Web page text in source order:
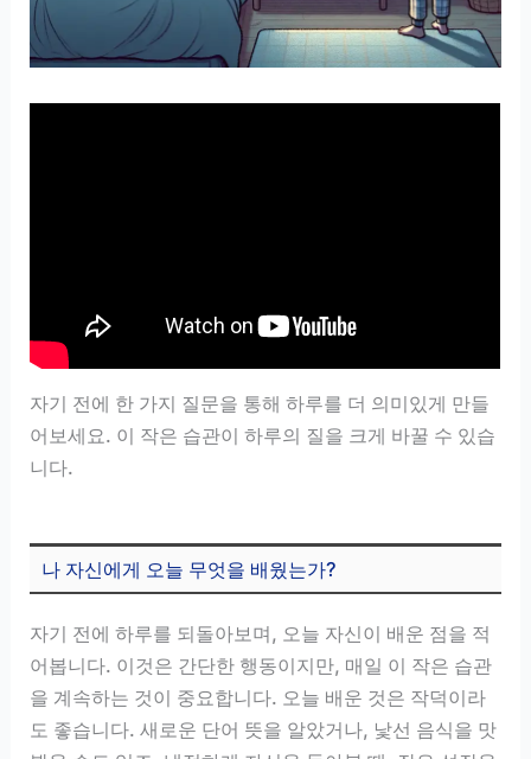
자기 전에 한 가지 질문을 통해 하루를 더 의미있게 만들
어보세요. 이 작은 습관이 하루의 질을 크게 바꿀 수 있습
니다.
나 자신에게 오늘 무엇을 배웠는가?
자기 전에 하루를 되돌아보며, 오늘 자신이 배운 점을 적
어봅니다. 이것은 간단한 행동이지만, 매일 이 작은 습관
을 계속하는 것이 중요합니다. 오늘 배운 것은 작덕이라
도 좋습니다. 새로운 단어 뜻을 알았거나, 낯선 음식을 맛